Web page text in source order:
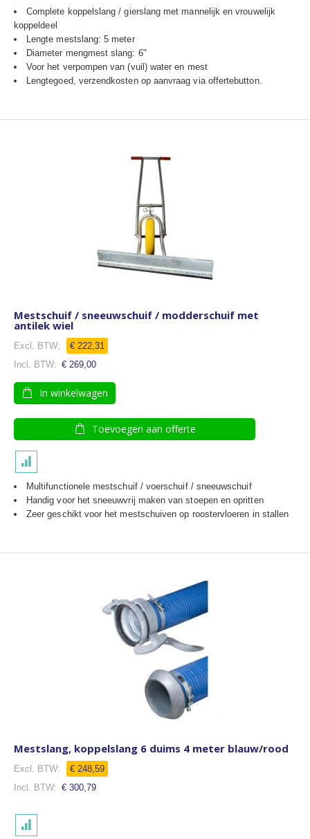
Complete koppelslang / gierslang met mannelijk en vrouwelijk
koppeldeel
Lengte mestslang: 5 meter
Diameter mengmest slang: 6"
Voor het verpompen van (vuil) water en mest
Lengtegoed, verzendkosten op aanvraag via offertebutton.
Mestschuif / sneeuwschuif / modderschuif met
antilek wiel
€ 222,31
Speciale
€ 269,00
In winkelwagen
Toevoegen aan offerte
Multifunctionele mestschuif / voerschuif / sneeuwschuif
Handig voor het sneeuwvrij maken van stoepen en opritten
Zeer geschikt voor het mestschuiven op roostervloeren in stallen
Mestslang, koppelslang 6 duims 4 meter blauw/rood
€ 248,59
€ 300,79